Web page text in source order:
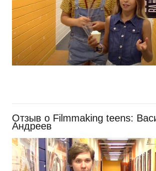
Отзыв о Filmmaking teens:
Андреев